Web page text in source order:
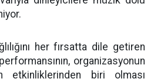
her fırsatta dile getiren
organizasyonun
etkinliklerinden biri olması